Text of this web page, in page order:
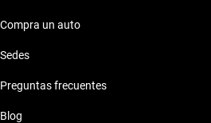
Compra un auto
Sedes
Preguntas frecuentes
Blog